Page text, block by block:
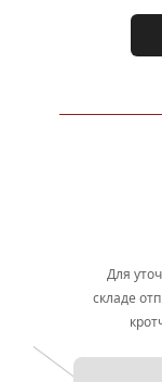
Для
складе